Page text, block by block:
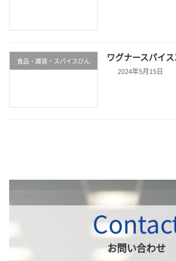
食品・雑貨・スパイスびん ワグナースパイ
2024年5月15日
お問い合わせ